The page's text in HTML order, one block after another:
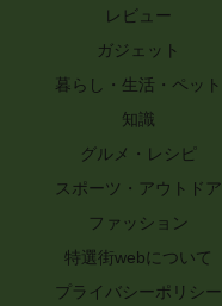
レビュー
ガジェット
暮らし・生活・ペット
知識
グルメ・レシピ
スポーツ・アウトドア
ファッション
特選街webについて
プライバシーポリシー